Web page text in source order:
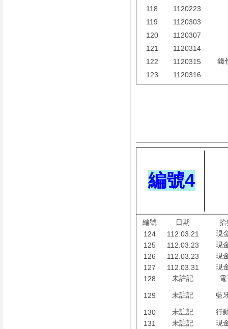
118 1120223
119
1120303
120
1120307
121
1120314
122
1120315
錢
123
1120316
編號4
編號 日期
拾
124
112.03.21
現
125
112.03.23
現
126
112.03.23
現
127
112.03.31
現
128
未註記
129 未註記 藍
130 未註記
行
131
未註記
現